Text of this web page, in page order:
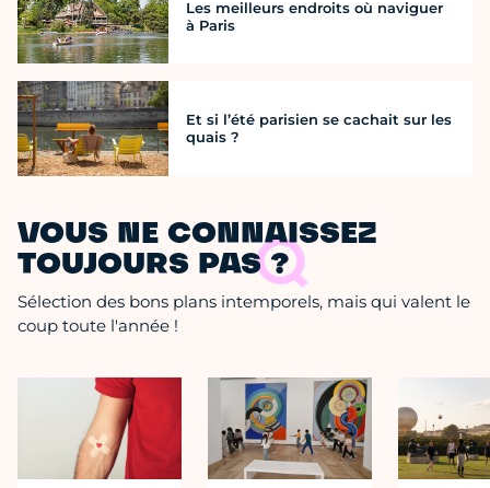
Les meilleurs endroits où naviguer
à Paris
Et si l’été parisien se cachait sur les
quais ?
VOUS NE CONNAISSEZ
TOUJOURS PAS ?
Sélection des bons plans intemporels, mais qui valent le
coup toute l'année !